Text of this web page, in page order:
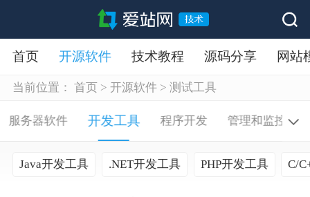
首页 开源软件 技术教程 源码分享 网站
当前位置： 首页 > 开源软件 > 测试工具
服务器软件 开发工具 程序开发 管理和监控
Java开发工具 .NET开发工具 PHP开发工具 C/